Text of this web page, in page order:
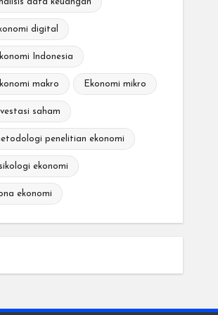
digital
Indonesia
makro Ekonomi mikro
saham
penelitian ekonomi
ekonomi
ekonomi